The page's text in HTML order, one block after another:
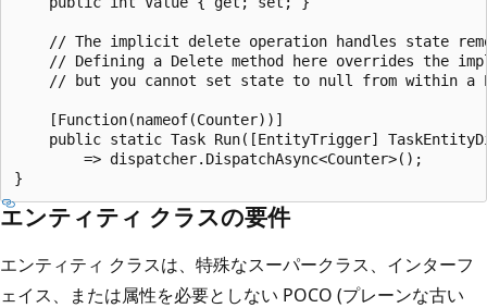
// The implicit delete operation handles state
// Defining a Delete method here overrides the
// but you cannot set state to null from within a
    [Function(nameof(Counter))]
public static Task Run([EntityTrigger]
        => dispatcher.DispatchAsync<Counter>();
エンティティ クラスの要件
エンティティ クラスは、特殊なスーパークラス、インターフ
ェイス、または属性を必要としない POCO (プレーンな古い